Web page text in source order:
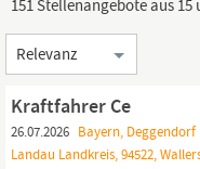
151 Stellenangebote aus
Sortierung
Kraftfahrer Ce
26.07.2026 Bayern,
Landau Landkreis, 94522,